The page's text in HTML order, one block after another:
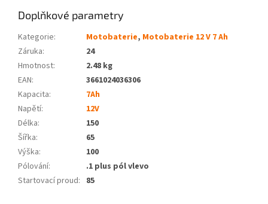
Doplňkové parametry
Kategorie: Motobaterie, Motobaterie 12 V 7 Ah
Záruka:
24
Hmotnost:
2.48 kg
EAN:
3661024036306
Kapacita:
7Ah
Napětí:
12V
Délka:
150
Šířka:
65
Výška:
100
Pólování:
.1 plus pól vlevo
Startovací proud: 85